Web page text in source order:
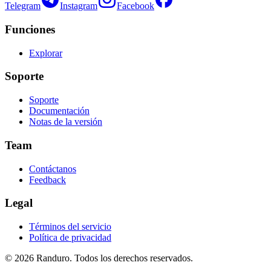
Telegram Instagram Facebook
Funciones
Explorar
Soporte
Soporte
Documentación
Notas de la versión
Team
Contáctanos
Feedback
Legal
Términos del servicio
Política de privacidad
© 2026 Randuro. Todos los derechos reservados.